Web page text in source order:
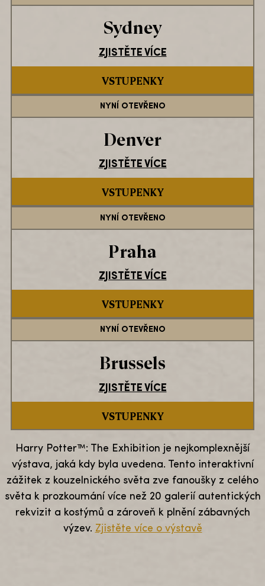
Sydney
ZJISTĚTE VÍCE
VSTUPENKY
NYNÍ OTEVŘENO
Denver
ZJISTĚTE VÍCE
VSTUPENKY
NYNÍ OTEVŘENO
Praha
ZJISTĚTE VÍCE
VSTUPENKY
NYNÍ OTEVŘENO
Brussels
ZJISTĚTE VÍCE
VSTUPENKY
Harry Potter™: The Exhibition je nejkomplexnější
výstava, jaká kdy byla uvedena. Tento interaktivní
zážitek z kouzelnického světa zve fanoušky z celého
světa k prozkoumání více než 20 galerií autentických
rekvizit a kostýmů a zároveň k plnění zábavných
výzev. Zjistěte více o výstavě